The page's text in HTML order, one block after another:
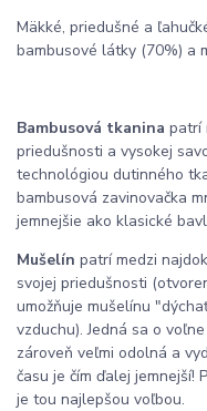
Mäkké, priedušné a
bambusové látky (70%) a
Bambusová tkanina patrí
priedušnosti a vysokej
technológiou dutinného
bambusová zavinovačka
jemnejšie ako klasické
Mušelín patrí medzi
svojej priedušnosti
umožňuje mušelínu
vzduchu). Jedná sa o
zároveň veľmi odolná a
času je čím ďalej jemnejší!
je tou najlepšou voľbou.